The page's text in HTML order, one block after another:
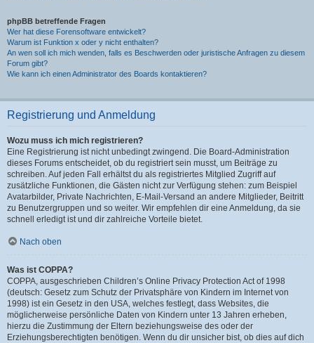
phpBB betreffende Fragen
Wer hat diese Forensoftware entwickelt?
Warum ist Funktion x oder y nicht enthalten?
An wen soll ich mich wenden, falls es Beschwerden oder juristische Anfragen zu diesem
Forum gibt?
Wie kann ich einen Administrator des Boards kontaktieren?
Registrierung und Anmeldung
Wozu muss ich mich registrieren?
Eine Registrierung ist nicht unbedingt zwingend. Die Board-Administration
dieses Forums entscheidet, ob du registriert sein musst, um Beiträge zu
schreiben. Auf jeden Fall erhältst du als registriertes Mitglied Zugriff auf
zusätzliche Funktionen, die Gästen nicht zur Verfügung stehen: zum Beispiel
Avatarbilder, Private Nachrichten, E-Mail-Versand an andere Mitglieder, Beitritt
zu Benutzergruppen und so weiter. Wir empfehlen dir eine Anmeldung, da sie
schnell erledigt ist und dir zahlreiche Vorteile bietet.
Nach oben
Was ist COPPA?
COPPA, ausgeschrieben Children’s Online Privacy Protection Act of 1998
(deutsch: Gesetz zum Schutz der Privatsphäre von Kindern im Internet von
1998) ist ein Gesetz in den USA, welches festlegt, dass Websites, die
möglicherweise persönliche Daten von Kindern unter 13 Jahren erheben,
hierzu die Zustimmung der Eltern beziehungsweise des oder der
Erziehungsberechtigten benötigen. Wenn du dir unsicher bist, ob dies auf dich